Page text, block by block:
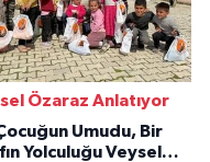
Özaraz Anlatıyor
Umudu, Bir
Yolculuğu Veysel